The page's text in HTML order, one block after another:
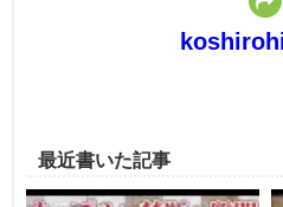
最近書いた記事